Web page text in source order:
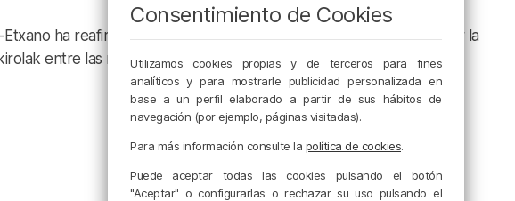
ha reafirmado su apuesta por los deportes tradicionales y por la
entre las nuevas generaciones.
Consentimiento de Cookies
Utilizamos cookies propias y de terceros para fines
analíticos y para mostrarle publicidad personalizada en
base a un perfil elaborado a partir de sus hábitos de
navegación (por ejemplo, páginas visitadas).
Para más información consulte la política de cookies.
Puede aceptar todas las cookies pulsando el botón
"Aceptar" o configurarlas o rechazar su uso pulsando el